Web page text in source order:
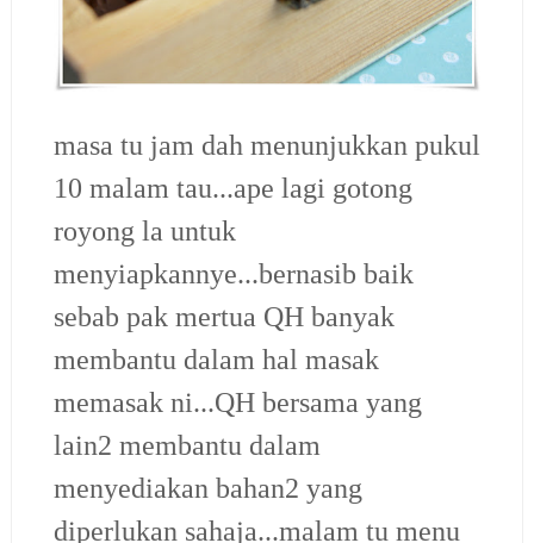
masa tu jam dah menunjukkan pukul
10 malam tau...ape lagi gotong
royong la untuk
menyiapkannye...bernasib baik
sebab pak mertua QH banyak
membantu dalam hal masak
memasak ni...QH bersama yang
lain2 membantu dalam
menyediakan bahan2 yang
diperlukan sahaja...malam tu menu